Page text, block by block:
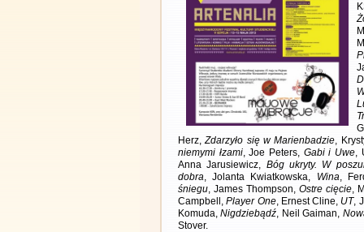
Herz,Zdarzyło się w Marienbadzie,
niemymi łzami, Joe Peters, Gabi i Uwe,
Anna Jarusiewicz, Bóg ukryty. W
dobra, Jolanta Kwiatkowska, Wina,
śniegu, James Thompson, Ostre cięcie,
Campbell,Player One, Ernest Cline, UT,
Komuda,Nigdziebądź, Neil Gaiman,
Stover.